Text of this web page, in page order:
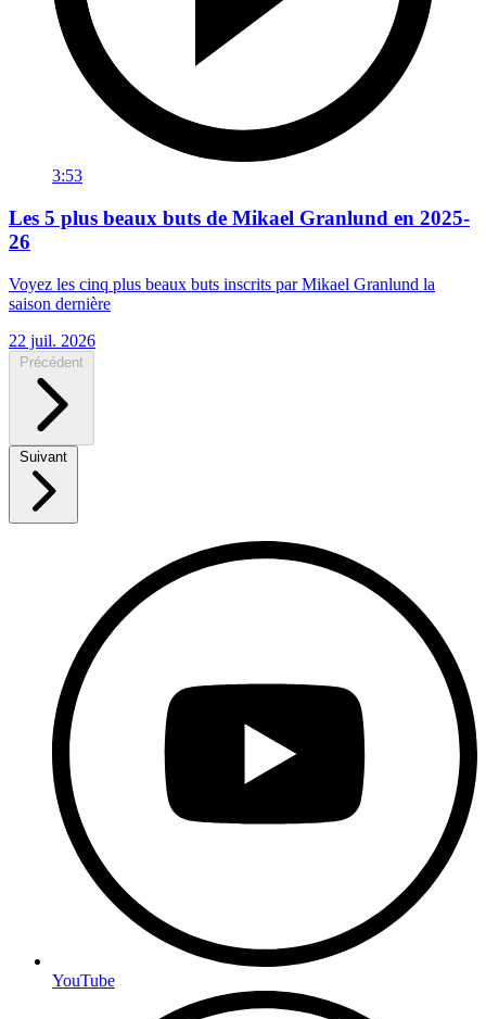
3:53
Les 5 plus beaux buts de Mikael Granlund en 2025-
26
Voyez les cinq plus beaux buts inscrits par Mikael Granlund la
saison dernière
22 juil. 2026
Précédent
Suivant
YouTube